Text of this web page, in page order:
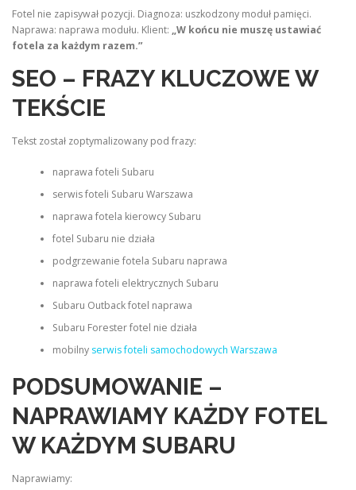
Fotel nie zapisywał pozycji. Diagnoza: uszkodzony moduł pamięci.
Naprawa: naprawa modułu. Klient: „W końcu nie muszę ustawiać
fotela za każdym razem.”
SEO – FRAZY KLUCZOWE W
TEKŚCIE
Tekst został zoptymalizowany pod frazy:
naprawa foteli Subaru
serwis foteli Subaru Warszawa
naprawa fotela kierowcy Subaru
fotel Subaru nie działa
podgrzewanie fotela Subaru naprawa
naprawa foteli elektrycznych Subaru
Subaru Outback fotel naprawa
Subaru Forester fotel nie działa
mobilny serwis foteli samochodowych Warszawa
PODSUMOWANIE –
NAPRAWIAMY KAŻDY FOTEL
W KAŻDYM SUBARU
Naprawiamy: